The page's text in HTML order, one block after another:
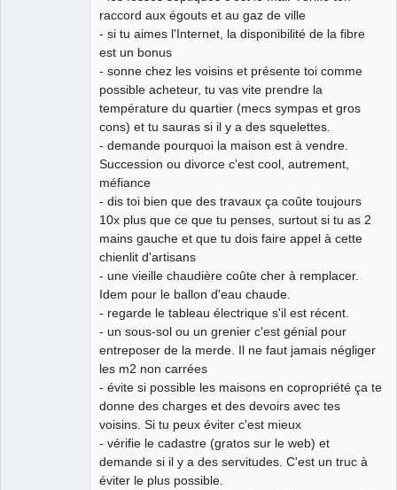
raccord aux égouts et au gaz de ville
- si tu aimes l'Internet, la disponibilité de la fibre
est un bonus
- sonne chez les voisins et présente toi comme
possible acheteur, tu vas vite prendre la
température du quartier (mecs sympas et gros
cons) et tu sauras si il y a des squelettes.
- demande pourquoi la maison est à vendre.
Succession ou divorce c'est cool, autrement,
méfiance
- dis toi bien que des travaux ça coûte toujours
10x plus que ce que tu penses, surtout si tu as 2
mains gauche et que tu dois faire appel à cette
chienlit d'artisans
- une vieille chaudière coûte cher à remplacer.
Idem pour le ballon d'eau chaude.
- regarde le tableau électrique s'il est récent.
- un sous-sol ou un grenier c'est génial pour
entreposer de la merde. Il ne faut jamais négliger
les m2 non carrées
- évite si possible les maisons en copropriété ça te
donne des charges et des devoirs avec tes
voisins. Si tu peux éviter c'est mieux
- vérifie le cadastre (gratos sur le web) et
demande si il y a des servitudes. C'est un truc à
éviter le plus possible.